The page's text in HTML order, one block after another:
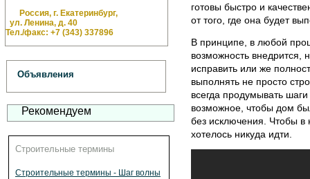
Россия, г. Екатеринбург,
ул. Ленина, д. 40
Тел./факс: +7 (343) 337896
Объявления
Рекомендуем
Строительные термины
Строительные термины - Шаг волны
готовы быстро и
от того, где она будет
В принципе, в любой
возможность внедрится,
исправить или же
выполнять не просто
всегда продумывать
возможное, чтобы дом
без исключения. Чтобы
хотелось никуда идти.